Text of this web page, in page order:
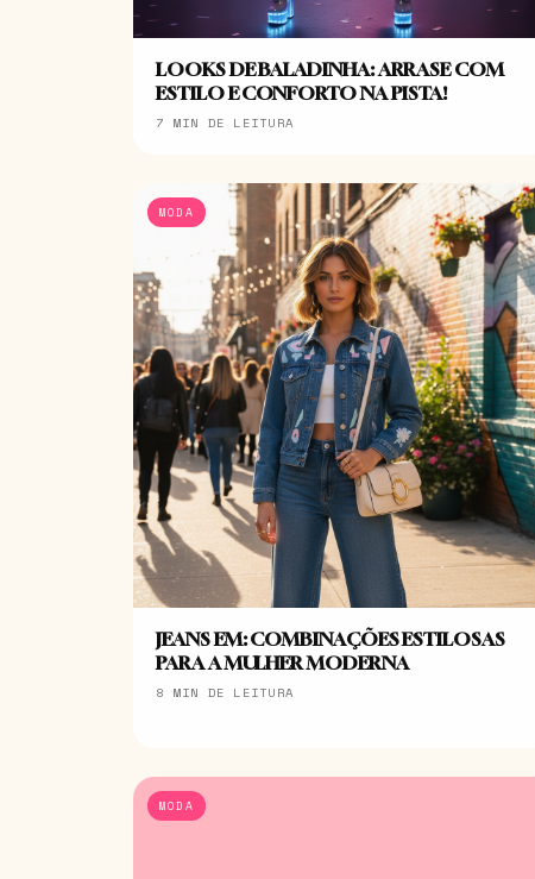
LOOKS DE BALADINHA: ARRASE COM
ESTILO E CONFORTO NA PISTA!
7 MIN DE LEITURA
MODA
JEANS EM: COMBINAÇÕES ESTILOSAS
PARA A MULHER MODERNA
8 MIN DE LEITURA
MODA